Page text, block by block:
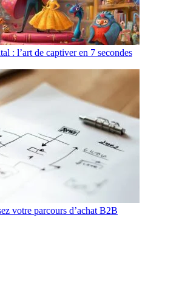
: l’art de captiver en 7 secondes
votre parcours d’achat B2B